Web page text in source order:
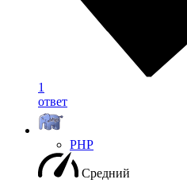
1
ответ
PHP
Средний